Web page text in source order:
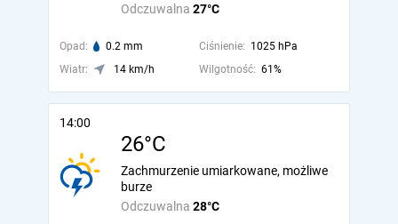
Odczuwalna 27°C
Opad: 0.2 mm Ciśnienie: 1025 hPa
Wiatr:
14 km/h Wilgotność: 61%
14:00
26°C
Odczuwalna 28°C
Zachmurzenie umiarkowane, możliwe
burze